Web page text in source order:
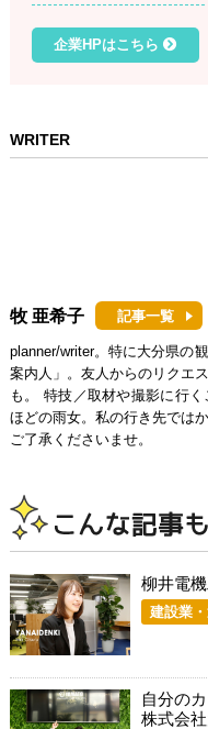
企業HPはこちら
WRITER
牧 亜希子 記事一覧
planner/writer。特に大分県の
案内人」。友人からのリクエ
も。 特技／取材や撮影に行
ほどの雨女。私の行き先では
ご了承くださいませ。
柳井電
建設業
自分の
株式会